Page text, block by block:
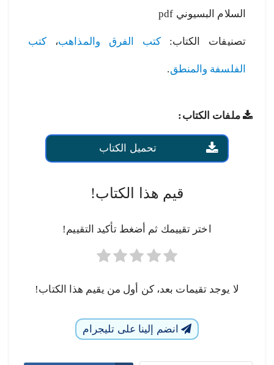
السلام البسيوني pdf
تصنيفات الكتاب: كتب الفرق والمذاهب، كتب
الفلسفة والمنطق.
ملفات الكتاب:
تحميل الكتاب
قيم هذا الكتاب!
اختر تقييمك ثم أضغط تأكيد التقييم!
لا يوجد تقيمات بعد، كن أول من يقيم هذا الكتاب!
انضم إلينا على تليجرام